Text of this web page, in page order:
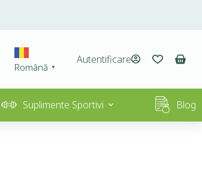
Română ▼
Autentificare
Suplimente Sportivi Blog